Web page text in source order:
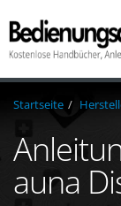
Startseite
auna